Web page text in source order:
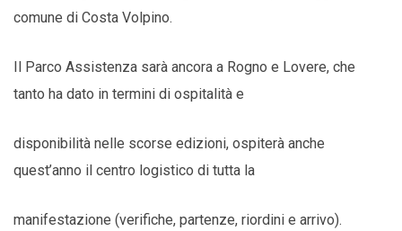
comune di Costa Volpino.
Il Parco Assistenza sarà ancora a Rogno e Lovere, che
tanto ha dato in termini di ospitalità e
disponibilità nelle scorse edizioni, ospiterà anche
quest’anno il centro logistico di tutta la
manifestazione (verifiche, partenze, riordini e arrivo).